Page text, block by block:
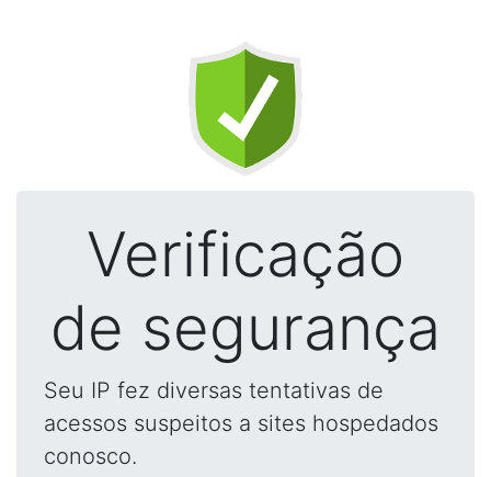
Verificação
de segurança
Seu IP fez diversas tentativas de
acessos suspeitos a sites hospedados
conosco.